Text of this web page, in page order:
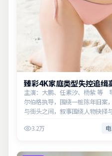
臻彩4K家庭类型失控追缉
主演：大鹏、任素汐、杨紫 等
尔伯格执导，围绕一桩陈年旧案
与街头之间，叙事围绕人物抉择
3.2万